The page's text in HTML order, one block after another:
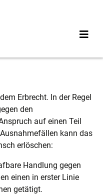
Erbrecht. In der Regel
den
auf einen Teil
kann das
erlöschen:
Handlung gegen
einen in erster Linie
getätigt.